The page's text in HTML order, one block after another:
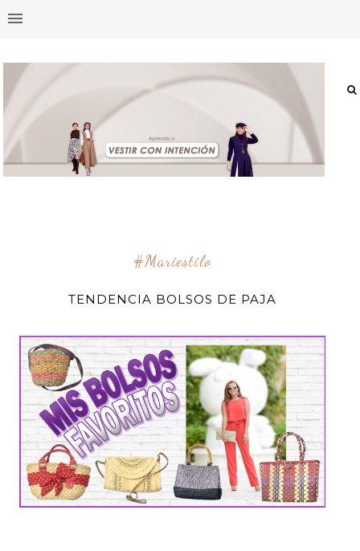
#mariestilo
TENDENCIA BOLSOS DE PAJA